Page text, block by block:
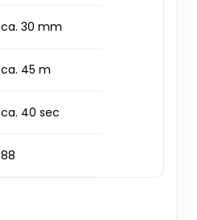
ca. 30 mm
ca. 45 m
ca. 40 sec
88